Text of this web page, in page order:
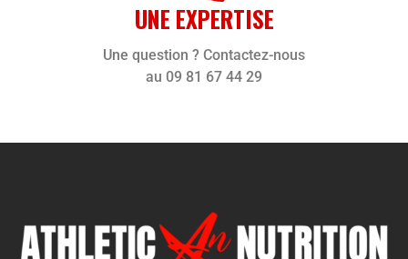
UNE EXPERTISE
Une question ? Contactez-nous
au 09 81 67 44 29